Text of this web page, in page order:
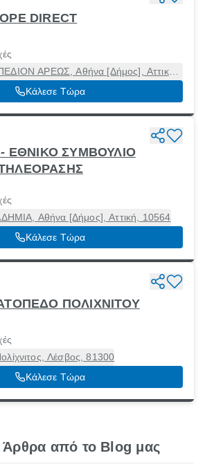
DIRECT
ΑΡΕΩΣ, Αθήνα [Δήμος], Αττική,
10434
Κάλεσε Τώρα
ΕΘΝΙΚΟ ΣΥΜΒΟΥΛΙΟ
Αθήνα [Δήμος], Αττική, 10564
Κάλεσε Τώρα
ΠΟΛΙΧΝΙΤΟΥ
Λέσβος, 81300
Κάλεσε Τώρα
Άρθρα από το Blog μας